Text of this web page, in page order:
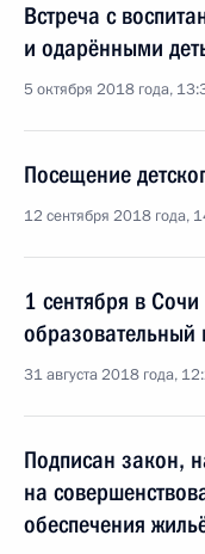
Встреча с
и одарёнными
5 октября 2018 года,
Посещение
12 сентября 2018 года,
1 сентября в Сочи
образовательный
31 августа 2018 года,
Подписан закон,
на
обеспечения